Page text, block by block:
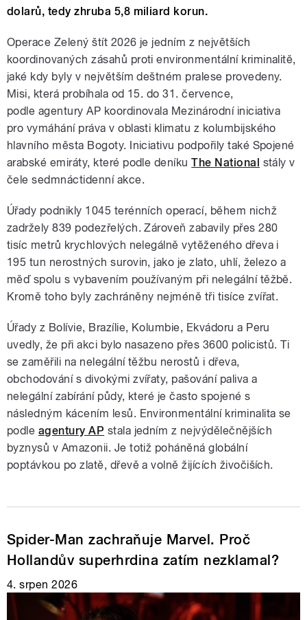
dolarů, tedy zhruba 5,8 miliard korun.
Operace Zelený štít 2026 je jedním z největších
koordinovaných zásahů proti environmentální kriminalitě,
jaké kdy byly v největším deštném pralese provedeny.
Misi, která probíhala od 15. do 31. července,
podle agentury AP koordinovala Mezinárodní iniciativa
pro vymáhání práva v oblasti klimatu z kolumbijského
hlavního města Bogoty. Iniciativu podpořily také Spojené
arabské emiráty, které podle deníkuThe National stály v
čele sedmnáctidenní akce.
Úřady podnikly 1045 terénních operací, během nichž
zadržely 839 podezřelých. Zároveň zabavily přes 280
tisíc metrů krychlových nelegálně vytěženého dřeva i
195 tun nerostných surovin, jako je zlato, uhlí, železo a
měď spolu s vybavením používaným při nelegální těžbě.
Kromě toho byly zachráněny nejméně tři tisíce zvířat.
Úřady z Bolívie, Brazílie, Kolumbie, Ekvádoru a Peru
uvedly, že při akci bylo nasazeno přes 3600 policistů. Ti
se zaměřili na nelegální těžbu nerostů i dřeva,
obchodování s divokými zvířaty, pašování paliva a
nelegální zabírání půdy, které je často spojené s
následným kácením lesů. Environmentální kriminalita se
podle agentury AP stala jedním z nejvýdělečnějších
byznysů v Amazonii. Je totiž poháněná globální
poptávkou po zlatě, dřevě a volně žijících živočiších.
Spider-Man zachraňuje Marvel. Proč
Hollandův superhrdina zatím nezklamal?
4. srpen 2026